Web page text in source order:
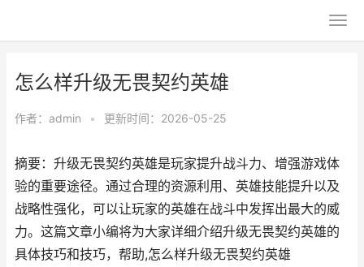
怎么样升级无畏契约英雄
作者： admin • 更新时间：2026-05-25
摘要：升级无畏契约英雄是玩家提升战斗力、增强游戏体
验的重要途径。通过合理的资源利用、英雄技能提升以及
战略性强化，可以让玩家的英雄在战斗中发挥出最大的威
力。这篇文章小编将为大家详细介绍升级无畏契约英雄的
具体技巧和技巧，帮助,怎么样升级无畏契约英雄